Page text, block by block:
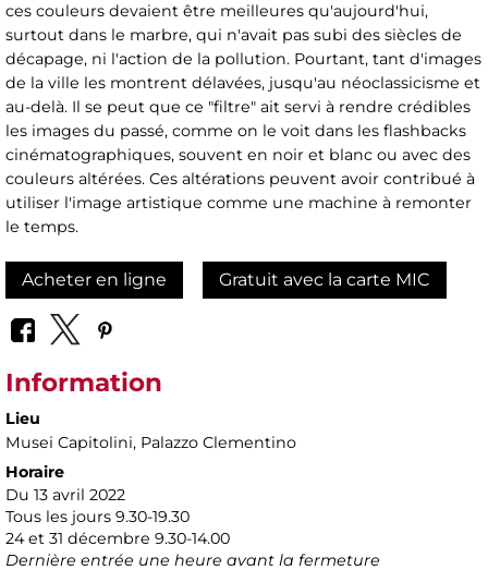
ces couleurs devaient être meilleures qu'aujourd'hui,
surtout dans le marbre, qui n'avait pas subi des siècles de
décapage, ni l'action de la pollution. Pourtant, tant d'images
de la ville les montrent délavées, jusqu'au néoclassicisme et
au-delà. Il se peut que ce "filtre" ait servi à rendre crédibles
les images du passé, comme on le voit dans les flashbacks
cinématographiques, souvent en noir et blanc ou avec des
couleurs altérées. Ces altérations peuvent avoir contribué à
utiliser l'image artistique comme une machine à remonter
le temps.
Acheter en ligne Gratuit avec la carte MIC
Information
Lieu
Musei Capitolini, Palazzo Clementino
Horaire
Du 13 avril 2022
Tous les jours 9.30-19.30
24 et 31 décembre 9.30-14.00
Dernière entrée une heure avant la fermeture